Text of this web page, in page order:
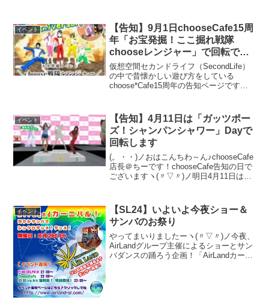
イベント
【告知】9月1日chooseCafe15周
年「お宝発掘！ここ掘れ戦隊
chooseレンジャー」で回転で
す！
仮想空間セカンドライフ（SecondLife）
の中で昔懐かしい遊び方をしている
choose*Cafe15周年の告知ページです。
ー 「衣装と武器を掘り当てろ」をテー
マにLaさん作バージョンアップしたドリ
ルを使って回転する予定です。初めて来
られる方も歓迎！友達誘ってお気軽にお
越しください。
イベント
【告知】4月11日は「ガッツポー
ズ！シャンパンシャワー」Dayで
回転します
(。・・)ノおはこんちわ～ん♪chooseCafe
店長＠ちーです！chooseCafe告知の日で
ございますヽ(〃▽〃)ノ明日4月11日はナ
ズ！シャンパンシャワー」Day...
イベント
【SL24】いよいよ今夜ショー＆
サンバのお祭り
やってまいりましたーヽ(〃▽〃)ノ今夜、
AirLandグループ主催によるショーとサン
バダンスの踊ろう企画！「AirLandカーニ